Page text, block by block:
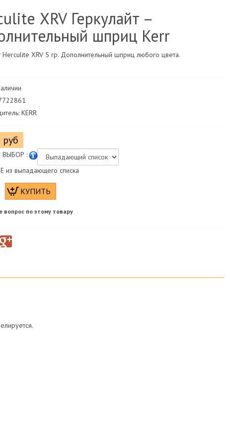
ХRV Геркулайт –
шприц Kerr
Herculite XRV 5 гр. Дополнительный шприц любого цвета.
KERR
ВЫБОР :
из выпадающего списка
вопрос по этому товару